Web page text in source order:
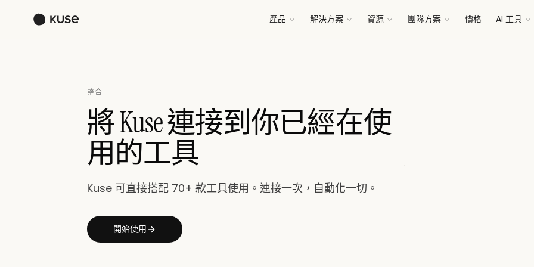
產品 解決方案 資源 團隊方案 價格 AI 工具
整合
將 Kuse 連接到你已經在使
用的工具
Kuse 可直接搭配 70+ 款工具使用。連接一次，自動化一切。
開始使用